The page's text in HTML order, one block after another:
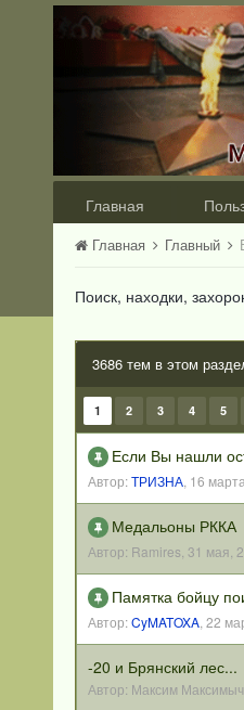
Главная
Главная Главный
Поиск, находки,
3686 тем в этом
1 2 3 4 5
Если Вы нашли
Автор:ТРИЗНА, 16
Медальоны РККА
Автор: Ramires, 31 мая,
Памятка бойцу
Автор:CyMATOXA,22
-20 и Брянский лес...
Автор: Максим Максимыч